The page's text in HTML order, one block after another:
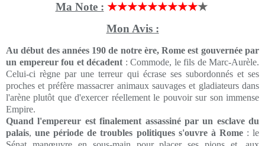
Ma Note : ★★★★★★★★★★
Mon Avis :
Au début des années 190 de notre ère, Rome est gouvernée par
un empereur fou et décadent : Commode, le fils de Marc-Aurèle.
Celui-ci règne par une terreur qui écrase ses subordonnés et ses
proches et préfère massacrer animaux sauvages et gladiateurs dans
l'arène plutôt que d'exercer réellement le pouvoir sur son immense
Empire.
Quand l'empereur est finalement assassiné par un esclave du
palais,une période de troubles politiques s'ouvre à Rome: le